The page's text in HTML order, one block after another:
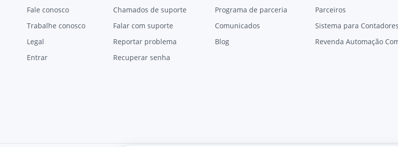
Fale conosco
Trabalhe conosco
Legal
Entrar
Chamados de suporte
Falar com suporte
Reportar problema
Recuperar senha
Programa de parceria
Comunicados
Blog
Parceiros
Sistema para Contadores
Revenda Automação